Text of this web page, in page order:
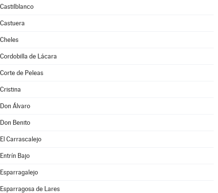
Castilblanco
Castuera
Cheles
Cordobilla de Lácara
Corte de Peleas
Cristina
Don Álvaro
Don Benito
El Carrascalejo
Entrín Bajo
Esparragalejo
Esparragosa de Lares